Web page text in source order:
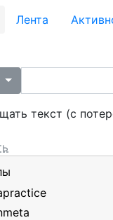
Лента
текст (с